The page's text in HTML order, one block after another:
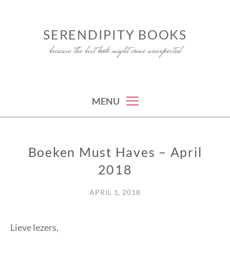
SERENDIPITY BOOKS
because the best book might come unexpected
MENU
BOEKEN
Boeken Must Haves – April
2018
APRIL 1, 2018
Lieve lezers,